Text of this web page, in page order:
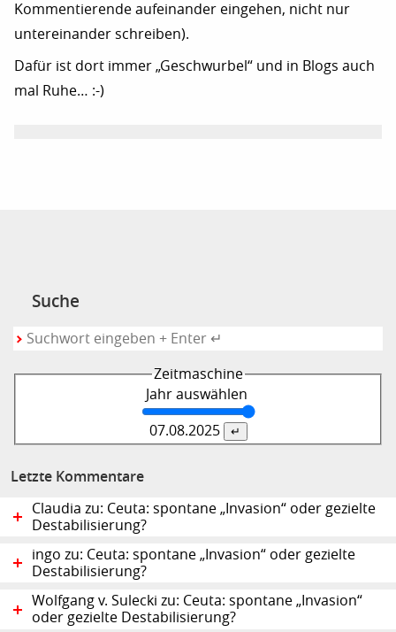
Kommentierende aufeinander eingehen, nicht nur
untereinander schreiben).
Dafür ist dort immer „Geschwurbel“ und in Blogs auch
mal Ruhe… :-)
Suche
Zeitmaschine
Jahr auswählen
07.08.2025
Letzte Kommentare
Claudia zu: Ceuta: spontane „Invasion“ oder gezielte
Destabilisierung?
ingo zu: Ceuta: spontane „Invasion“ oder gezielte
Destabilisierung?
Wolfgang v. Sulecki zu: Ceuta: spontane „Invasion“
oder gezielte Destabilisierung?